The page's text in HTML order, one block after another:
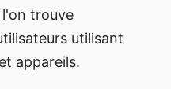
l'on trouve
utilisant
appareils.